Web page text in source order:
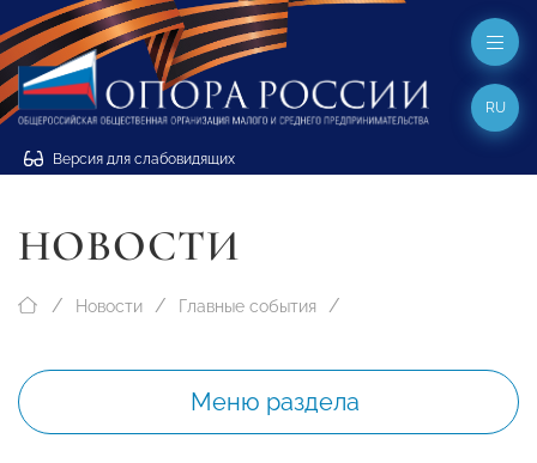
Версия для слабовидящих
RU
НОВОСТИ
Новости Главные события
Меню раздела